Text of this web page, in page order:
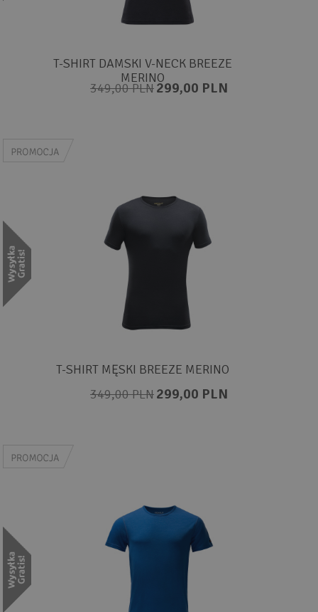
T-SHIRT DAMSKI V-NECK BREEZE
MERINO
349,00 PLN299,00 PLN
T-SHIRT MĘSKI BREEZE MERINO
349,00 PLN299,00 PLN